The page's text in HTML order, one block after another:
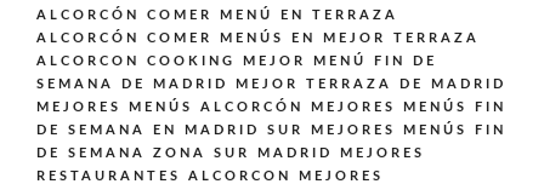
ALCORCÓN
COMER MENÚ EN TERRAZA
ALCORCÓN
COMER MENÚS EN MEJOR TERRAZA
ALCORCON
COOKING
MEJOR MENÚ FIN DE
SEMANA DE MADRID
MEJOR TERRAZA DE MADRID
MEJORES MENÚS ALCORCÓN
MEJORES MENÚS FIN
DE SEMANA EN MADRID SUR
MEJORES MENÚS FIN
DE SEMANA ZONA SUR MADRID
MEJORES
RESTAURANTES ALCORCON
MEJORES